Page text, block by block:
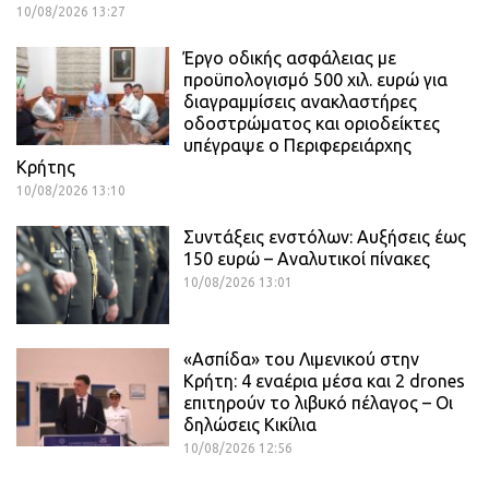
10/08/2026 13:27
Έργο οδικής ασφάλειας με
προϋπολογισμό 500 χιλ. ευρώ για
διαγραμμίσεις ανακλαστήρες
οδοστρώματος και οριοδείκτες
υπέγραψε ο Περιφερειάρχης
Κρήτης
10/08/2026 13:10
Συντάξεις ενστόλων: Αυξήσεις έως
150 ευρώ – Αναλυτικοί πίνακες
10/08/2026 13:01
«Ασπίδα» του Λιμενικού στην
Κρήτη: 4 εναέρια μέσα και 2 drones
επιτηρούν το λιβυκό πέλαγος – Οι
δηλώσεις Κικίλια
10/08/2026 12:56